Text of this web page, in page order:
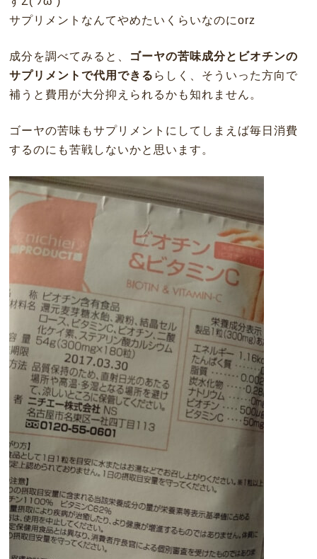
サプリメントなんてやめたいくらいなのにorz
成分を調べてみると、
ゴーヤの苦味成分とビオチンの
サプリメントで代用できる らしく、そういった方向で
補うと費用が大分抑えられるかも知れません。
ゴーヤの苦味もサプリメントにしてしまえば毎日消費
するのにも苦戦しないかと思います。